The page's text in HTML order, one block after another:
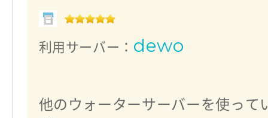
利用サーバー： dewo
他のウォーターサーバーを使って